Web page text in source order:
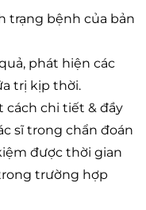
trạng bệnh của bản
phát hiện các
trị kịp thời.
cách chi tiết & đầy
sĩ trong chẩn đoán
được thời gian
trường hợp